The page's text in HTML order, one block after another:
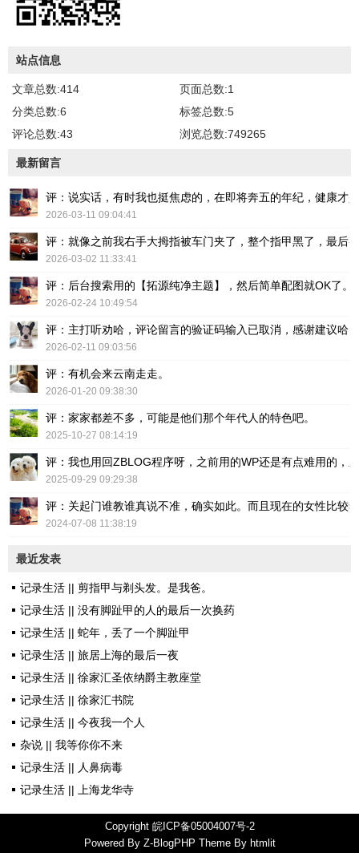
站点信息
文章总数:414
页面总数:1
分类总数:6
标签总数:5
评论总数:43
浏览总数:749265
最新留言
评：说实话，有时我也挺焦虑的，在即将奔五的年纪，健康才
2026-03-11 09:04:41
评：就像之前我右手大拇指被车门夹了，整个指甲黑了，最后
2026-03-02 11:33:41
评：后台搜索用的【拓源纯净主题】，然后简单配图就OK了。
2026-02-24 10:49:54
评：主打听劝哈，评论留言的验证码输入已取消，感谢建议哈！
2026-02-11 09:03:56
评：有机会来云南走走。
2026-01-20 09:38:30
评：家家都差不多，可能是他们那个年代人的特色吧。
2025-10-27 08:14:19
评：我也用回ZBLOG程序呀，之前用的WP还是有点难用的，
2025-09-29 09:29:38
评：关起门谁教谁真说不准，确实如此。而且现在的女性比较
2024-07-08 11:38:19
最近发表
记录生活 || 剪指甲与剃头发。是我爸。
记录生活 || 没有脚趾甲的人的最后一次换药
记录生活 || 蛇年，丢了一个脚趾甲
记录生活 || 旅居上海的最后一夜
记录生活 || 徐家汇圣依纳爵主教座堂
记录生活 || 徐家汇书院
记录生活 || 今夜我一个人
杂说 || 我等你你不来
记录生活 || 人鼻病毒
记录生活 || 上海龙华寺
Copyright 皖ICP备05004007号-2
Powered By Z-BlogPHP Theme By htmlit